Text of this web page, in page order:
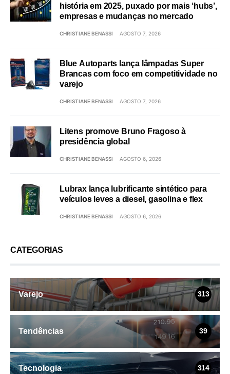
história em 2025, puxado por mais ‘hubs’,
empresas e mudanças no mercado
CHRISTIANE BENASSI AGOSTO 7, 2026
Blue Autoparts lança lâmpadas Super
Brancas com foco em competitividade no
varejo
CHRISTIANE BENASSI AGOSTO 7, 2026
Litens promove Bruno Fragoso à
presidência global
CHRISTIANE BENASSI AGOSTO 6, 2026
Lubrax lança lubrificante sintético para
veículos leves a diesel, gasolina e flex
CHRISTIANE BENASSI AGOSTO 6, 2026
CATEGORIAS
Varejo 313
Tendências 39
Tecnologia 314